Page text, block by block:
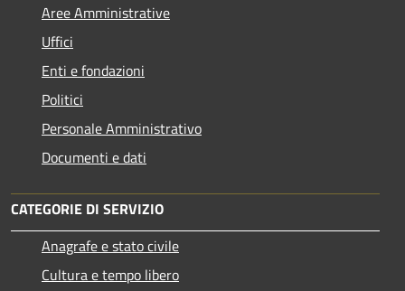
Aree Amministrative
Uffici
Enti e fondazioni
Politici
Personale Amministrativo
Documenti e dati
CATEGORIE DI SERVIZIO
Anagrafe e stato civile
Cultura e tempo libero